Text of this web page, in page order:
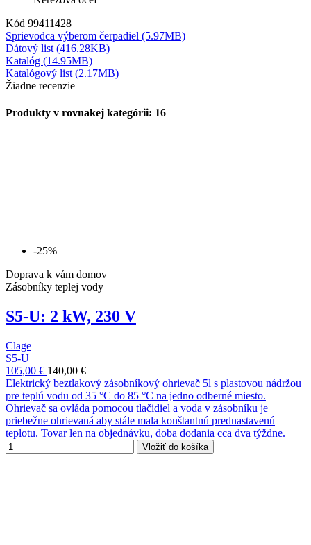
Kód 99411428
Sprievodca výberom čerpadiel (5.97MB)
Dátový list (416.28KB)
Katalóg (14.95MB)
Katalógový list (2.17MB)
Žiadne recenzie
Produkty v rovnakej kategórii: 16
-25%
Doprava k vám domov
Zásobníky teplej vody
S5-U: 2 kW, 230 V
Clage
S5-U
105,00 € 140,00 €
Elektrický beztlakový zásobníkový ohrievač 5l s plastovou nádržou
pre teplú vodu od 35 °C do 85 °C na jedno odberné miesto.
Ohrievač sa ovláda pomocou tlačidiel a voda v zásobníku je
priebežne ohrievaná aby stále mala konštantnú prednastavenú
teplotu. Tovar len na objednávku, doba dodania cca dva týždne.
Vložiť do košíka